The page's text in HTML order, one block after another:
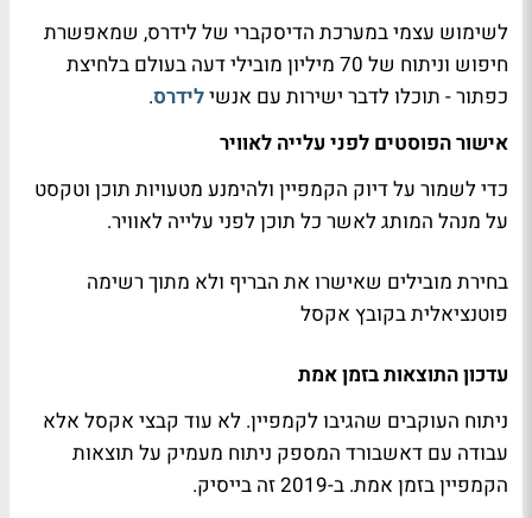
לשימוש עצמי במערכת הדיסקברי של לידרס, שמאפשרת
חיפוש וניתוח של 70 מיליון מובילי דעה בעולם בלחיצת
כפתור - תוכלו לדבר ישירות עם אנשילידרס.
אישור הפוסטים לפני עלייה לאוויר
כדי לשמור על דיוק הקמפיין ​ולהימנע מטעויות תוכן וטקסט
על מנהל המותג לאשר כל תוכן לפני עלייה לאוויר.
בחירת מובילים שאישרו את הבריף ולא מתוך רשימה
פוטנציאלית בקובץ אקסל
עדכון התוצאות בזמן אמת
ניתוח העוקבים שהגיבו לקמפיין. לא עוד קבצי אקסל אלא
עבודה עם דאשבורד המספק ניתוח מעמיק על תוצאות
הקמפיין בזמן אמת. ב-2019 זה בייסיק.